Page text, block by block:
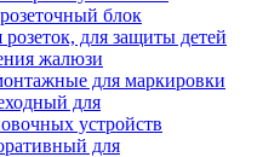
блок
розеток, для защиты детей
жалюзи
для маркировки
для
устройств
для